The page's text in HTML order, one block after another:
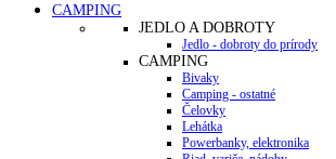
CAMPING
JEDLO A DOBROTY
Jedlo - dobroty do prírody
CAMPING
Bivaky
Camping - ostatné
Čelovky
Lehátka
Powerbanky, elektronika